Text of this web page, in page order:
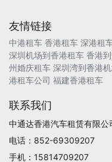
友情链接
中港租车 香港租车 深港租
深圳机场到香港租车 香港
州婚庆租车 深圳湾到香港
港租车公司 福建香港租车
联系我们
中通达香港汽车租赁有限公
电话：852-69309207
手机：15814709207